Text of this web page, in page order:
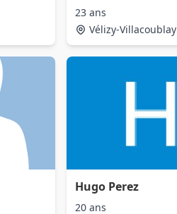
23 ans
Vélizy-Villacoublay
Hugo Perez
20 ans